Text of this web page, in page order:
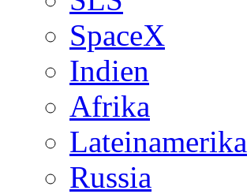
SpaceX
Indien
Afrika
Lateinamerika
Russia